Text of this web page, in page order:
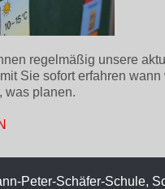
regelmäßig unsere
Sie sofort erfahren wann
was planen.
Peter-Schäfer-Schule,